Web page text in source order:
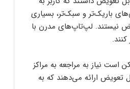
باریک‌تر و سبک‌تر، بسیاری
نیستند. لپ‌تاپ‌های مدرن با
نیاز به مراجعه به مراکز
تعویض ارائه می‌دهند که به